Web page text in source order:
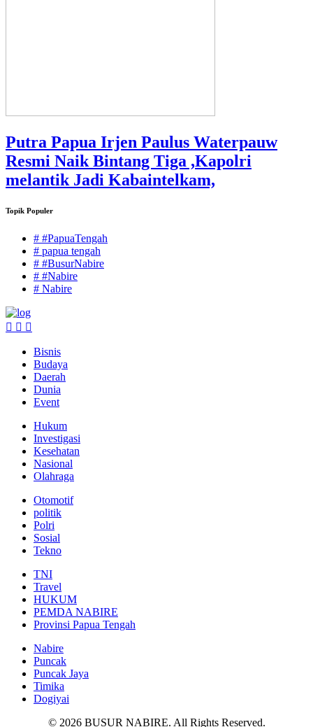
Putra Papua Irjen Paulus Waterpauw
Resmi Naik Bintang Tiga ,Kapolri
melantik Jadi Kabaintelkam,
Topik Populer
# #PapuaTengah
# papua tengah
# #BusurNabire
# #Nabire
# Nabire
Bisnis
Budaya
Daerah
Dunia
Event
Hukum
Investigasi
Kesehatan
Nasional
Olahraga
Otomotif
politik
Polri
Sosial
Tekno
TNI
Travel
HUKUM
PEMDA NABIRE
Provinsi Papua Tengah
Nabire
Puncak
Puncak Jaya
Timika
Dogiyai
© 2026 BUSUR NABIRE. All Rights Reserved.